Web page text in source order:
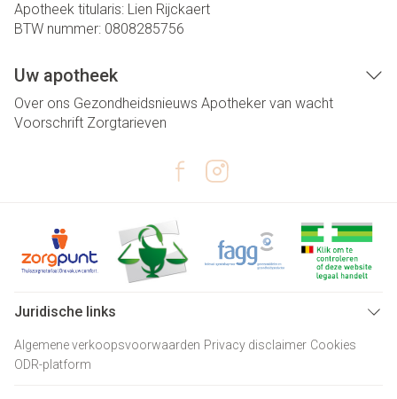
Apotheek titularis: Lien Rijckaert
BTW nummer: 0808285756
Uw apotheek
Over ons Gezondheidsnieuws Apotheker van wacht
Voorschrift Zorgtarieven
Juridische links
Algemene verkoopsvoorwaarden Privacy disclaimer Cookies
ODR-platform